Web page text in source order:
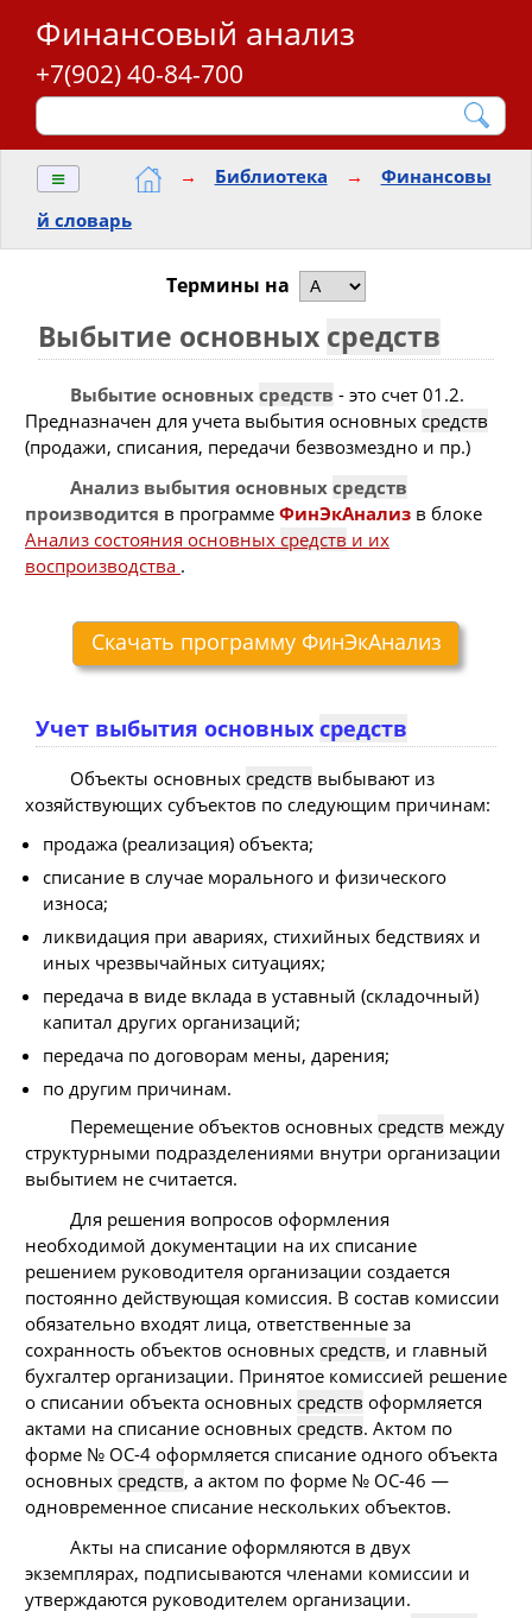
Финансовый анализ
+7(902) 40-84-700
≡ → Библиотека →
Финансовы
й словарь
Термины на
Выбытие основных средств
Выбытие основных средств - это счет 01.2.
Предназначен для учета выбытия основных средств
(продажи, списания, передачи безвозмездно и пр.)
Анализ выбытия основных средств
производится в программе ФинЭкАнализ в блоке
Анализ состояния основных средств и их
воспроизводства .
Скачать программу ФинЭкАнализ
Учет выбытия основных средств
Объекты основных средств выбывают из
хозяйствующих субъектов по следующим причинам:
продажа (реализация) объекта;
списание в случае морального и физического
износа;
ликвидация при авариях, стихийных бедствиях и
иных чрезвычайных ситуациях;
передача в виде вклада в уставный (складочный)
капитал других организаций;
передача по договорам мены, дарения;
по другим причинам.
Перемещение объектов основных средств между
структурными подразделениями внутри организации
выбытием не считается.
Для решения вопросов оформления
необходимой документации на их списание
решением руководителя организации создается
постоянно действующая комиссия. В состав комиссии
обязательно входят лица, ответственные за
сохранность объектов основных средств, и главный
бухгалтер организации. Принятое комиссией решение
о списании объекта основных средств оформляется
актами на списание основных средств. Актом по
форме № ОС-4 оформляется списание одного объекта
основных средств, а актом по форме № ОС-46 —
одновременное списание нескольких объектов.
Акты на списание оформляются в двух
экземплярах, подписываются членами комиссии и
утверждаются руководителем организации.